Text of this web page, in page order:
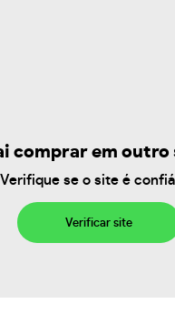
comprar em outro
Verifique se o site é
Verificar site